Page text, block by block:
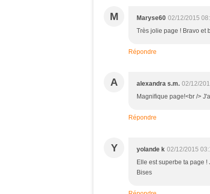
M Maryse60 02/12/2015
Très jolie page ! Bravo et
Répondre
A alexandra s.m. 02/12/
Magnifique page!<br />
Répondre
Y yolande k 02/12/2015
Elle est superbe ta page
Bises